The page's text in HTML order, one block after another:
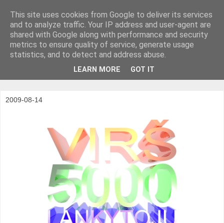
2009-08-14
This site uses cookies from Google to deliver its services
and to analyze traffic. Your IP address and user-agent are
shared with Google along with performance and security
metrics to ensure quality of service, generate usage
statistics, and to detect and address abuse.
LEARN MORE GOT IT